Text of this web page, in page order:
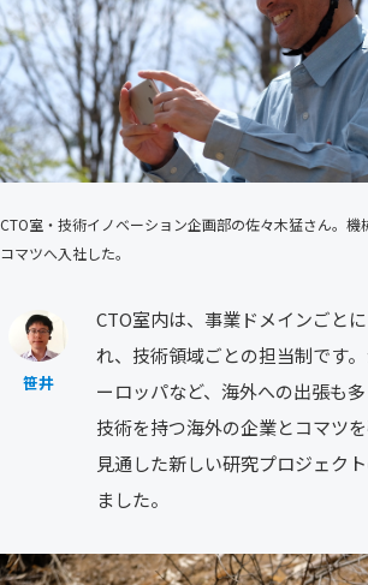
CTO室・技術イノベーション企画部の佐々木猛さん。機
コマツへ入社した。
笹井
CTO室内は、事業ドメインごと
れ、技術領域ごとの担当制です
ーロッパなど、海外への出張も
技術を持つ海外の企業とコマツ
見通した新しい研究プロジェク
ました。